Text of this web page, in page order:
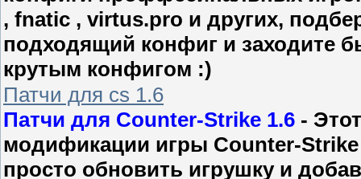
, fnatic , virtus.pro и других,
подходящий конфиг и заходите
крутым конфигом :)
Патчи для cs 1.6
Патчи для Counter-Strike 1.6 -
модификации игры Counter-
просто обновить игрушку и